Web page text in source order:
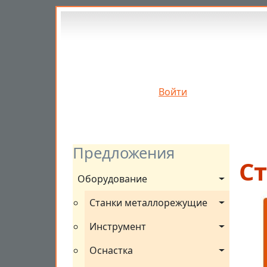
Перейти к основному содержанию
Войти
Предложения
Оборудование
Станки металлорежущие
Инструмент
Оснастка